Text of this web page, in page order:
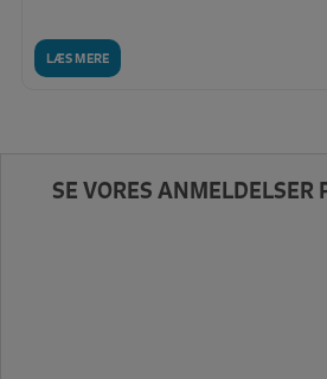
LÆS MERE
SE VORES ANMELDELSER